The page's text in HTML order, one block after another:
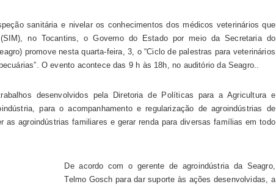
sanitária e nivelar os conhecimentos dos médicos veterinários que
no Tocantins, o Governo do Estado por meio da Secretaria do
promove nesta quarta-feira, 3, o “Ciclo de palestras para veterinários
O evento acontece das 9 h às 18h, no auditório da Seagro..
desenvolvidos pela Diretoria de Políticas para a Agricultura e
para o acompanhamento e regularização de agroindústrias de
as agroindústrias familiares e gerar renda para diversas famílias em todo
De acordo com o gerente de agroindústria da Seagro,
Telmo Gosch para dar suporte às ações desenvolvidas, a